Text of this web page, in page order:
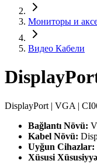
Мониторы и
Видео Кабели
DisplayPort | VGA |
Bağlantı Növü:
Kabel Növü:
Uyğun Cihazlar:
Xüsusi